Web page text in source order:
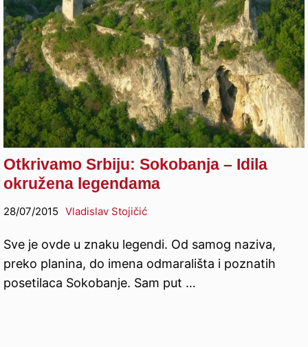
Otkrivamo Srbiju: Sokobanja – Idila
okružena legendama
28/07/2015 Vladislav Stojičić
Sve je ovde u znaku legendi. Od samog naziva,
preko planina, do imena odmarališta i poznatih
posetilaca Sokobanje. Sam put …